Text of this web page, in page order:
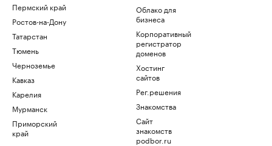
Пермский край
Ростов-на-Дону
Татарстан
Тюмень
Черноземье
Кавказ
Карелия
Мурманск
Приморский
край
Облако для
бизнеса
Корпоративный
регистратор
доменов
Хостинг
сайтов
Рег.решения
Знакомства
Сайт
знакомств
podbor.ru